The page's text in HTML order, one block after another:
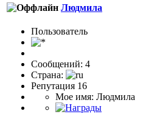
Людмила
Пользователь
Сообщений: 4
Страна:
Репутация 16
Мое имя: Людмила